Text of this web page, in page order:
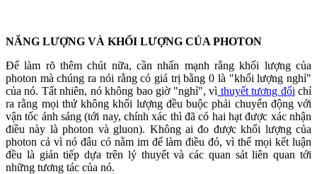
NĂNG LƯỢNG VÀ KHỐI LƯỢNG CỦA PHOTON
Để làm rõ thêm chút nữa, cần nhấn mạnh rằng khối lượng của
photon mà chúng ra nói rằng có giá trị bằng 0 là "khối lượng nghỉ"
của nó. Tất nhiên, nó không bao giờ "nghỉ", vì thuyết tương đối chỉ
ra rằng mọi thứ không khối lượng đều buộc phải chuyển động với
vận tốc ánh sáng (tới nay, chính xác thì đã có hai hạt được xác nhận
điều này là photon và gluon). Không ai đo được khối lượng của
photon cả vì nó đâu có nằm im để làm điều đó, vì thế mọi kết luận
đều là gián tiếp dựa trên lý thuyết và các quan sát liên quan tới
những tương tác của nó.